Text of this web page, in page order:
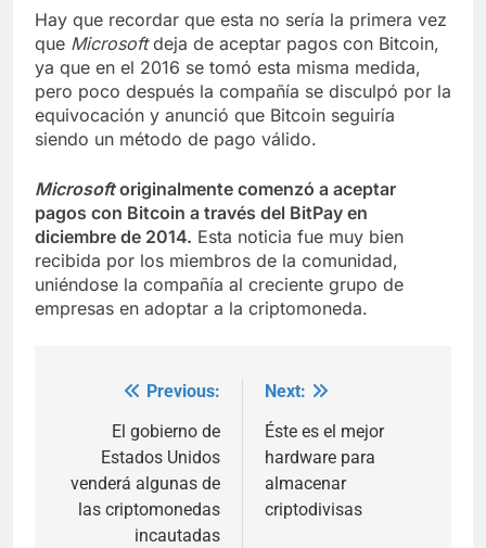
Hay que recordar que esta no sería la primera vez
que Microsoftdeja de aceptar pagos con Bitcoin,
ya que en el 2016 se tomó esta misma medida,
pero poco después la compañía se disculpó por la
equivocación y anunció que Bitcoin seguiría
siendo un método de pago válido.
Microsoftoriginalmente comenzó a aceptar
pagos con Bitcoin a través del BitPay en
diciembre de 2014. Esta noticia fue muy bien
recibida por los miembros de la comunidad,
uniéndose la compañía al creciente grupo de
empresas en adoptar a la criptomoneda.
navigation
Previous:
El gobierno de
Estados Unidos
venderá algunas de
las criptomonedas
incautadas
Next:
Éste es el mejor
hardware para
almacenar
criptodivisas